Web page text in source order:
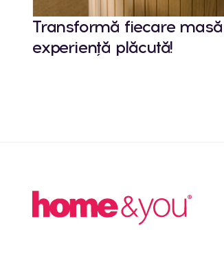
Transformă fiecare
experiență plăcută!